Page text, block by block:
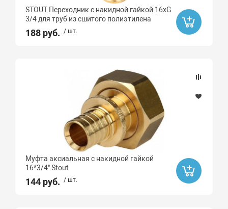
STOUT Переходник с накидной гайкой 16хG
3/4 для труб из сшитого полиэтилена
188 руб. / шт.
Муфта аксиальная с накидной гайкой
16*3/4" Stout
144 руб. / шт.